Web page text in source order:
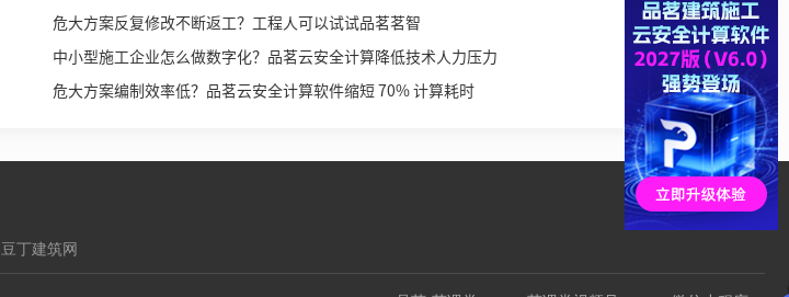
危大方案反复修改不断返工？工程人可以试试品茗茗智
中小型施工企业怎么做数字化？品茗云安全计算降低技术人力压力
危大方案编制效率低？品茗云安全计算软件缩短 70% 计算耗时
豆丁建筑网